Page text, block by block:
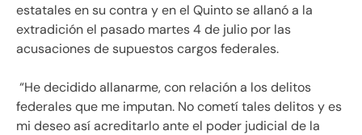
estatales en su contra y en el Quinto se allanó a la
extradición el pasado martes 4 de julio por las
acusaciones de supuestos cargos federales.
“He decidido allanarme, con relación a los delitos
federales que me imputan. No cometí tales delitos y es
mi deseo así acreditarlo ante el poder judicial de la